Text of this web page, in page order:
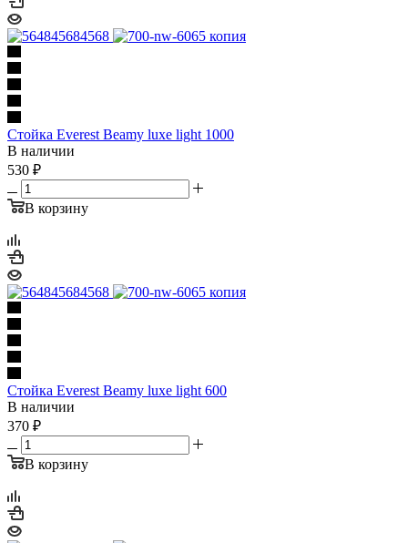
Стойка Everest Beamy luxe light 1000
В наличии
530 ₽
В корзину
Стойка Everest Beamy luxe light 600
В наличии
370 ₽
В корзину